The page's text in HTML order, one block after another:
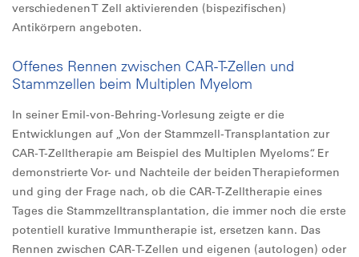
verschiedenen T Zell aktivierenden (bispezifischen)
Antikörpern angeboten.
Offenes Rennen zwischen CAR-T-Zellen und
Stammzellen beim Multiplen Myelom
In seiner Emil-von-Behring-Vorlesung zeigte er die
Entwicklungen auf „Von der Stammzell-Transplantation zur
CAR-T-Zelltherapie am Beispiel des Multiplen Myeloms“. Er
demonstrierte Vor- und Nachteile der beiden Therapieformen
und ging der Frage nach, ob die CAR-T-Zelltherapie eines
Tages die Stammzelltransplantation, die immer noch die erste
potentiell kurative Immuntherapie ist, ersetzen kann. Das
Rennen zwischen CAR-T-Zellen und eigenen (autologen) oder